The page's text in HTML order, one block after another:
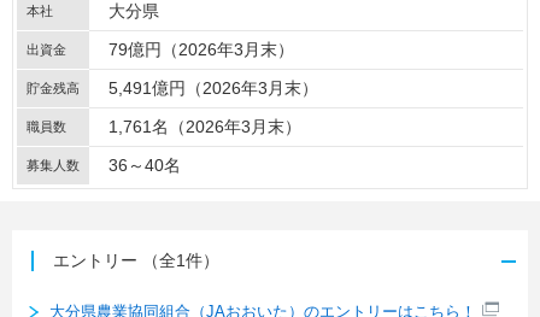
本社 大分県
出資金 79億円（2026年3月末）
貯金残高 5,491億円（2026年3月末）
職員数 1,761名（2026年3月末）
募集人数 36～40名
エントリー （全1件）
大分県農業協同組合（JAおおいた）のエントリーはこちら！